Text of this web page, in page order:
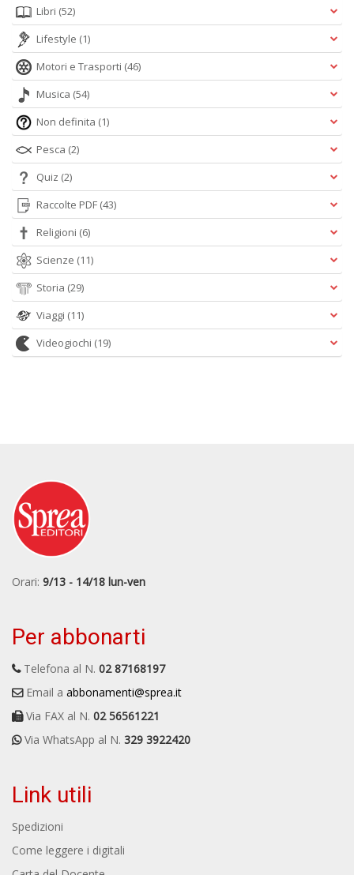
Libri (52)
Lifestyle (1)
Motori e Trasporti (46)
Musica (54)
Non definita (1)
Pesca (2)
Quiz (2)
Raccolte PDF (43)
Religioni (6)
Scienze (11)
Storia (29)
Viaggi (11)
Videogiochi (19)
Orari: 9/13 - 14/18 lun-ven
Per abbonarti
Telefona al N. 02 87168197
Email a abbonamenti@sprea.it
Via FAX al N. 02 56561221
Via WhatsApp al N. 329 3922420
Link utili
Spedizioni
Come leggere i digitali